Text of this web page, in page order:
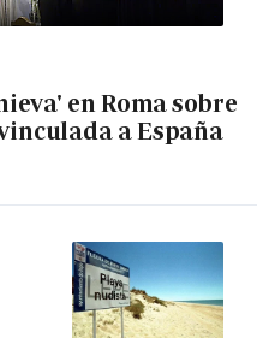
en Roma sobre
a España